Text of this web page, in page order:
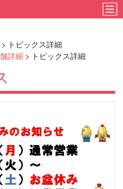
> トピックス詳細
詳細 > トピックス詳細
Next